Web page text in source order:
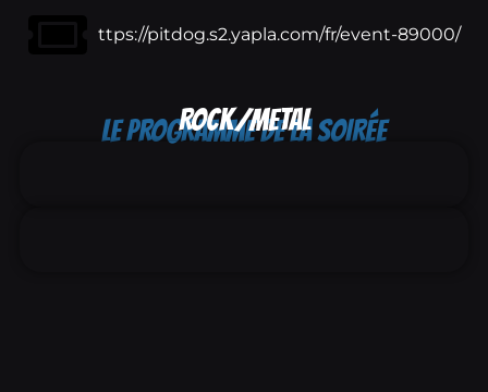
ttps://pitdog.s2.yapla.com/fr/event-89000/
LE PROGRAMME DE LA SOIRÉE
ROCK/METAL